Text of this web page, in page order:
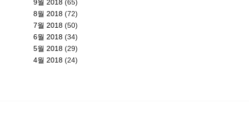
9월 2018 (65)
8월 2018 (72)
7월 2018 (50)
6월 2018 (34)
5월 2018 (29)
4월 2018 (24)